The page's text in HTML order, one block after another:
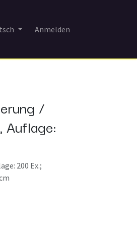
Anmelden
/
Auflage:
200 Ex.;